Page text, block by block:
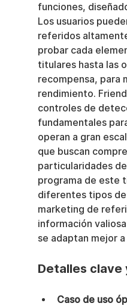
funciones,
Los usuarios
referidos
probar cada
titulares hasta las
recompensa, para
rendimiento.
controles de
fundamentales
operan a gran
que buscan
particularidades
programa de este
diferentes tipos
marketing de
información
se adaptan mejor
Detalles clave
Caso de uso